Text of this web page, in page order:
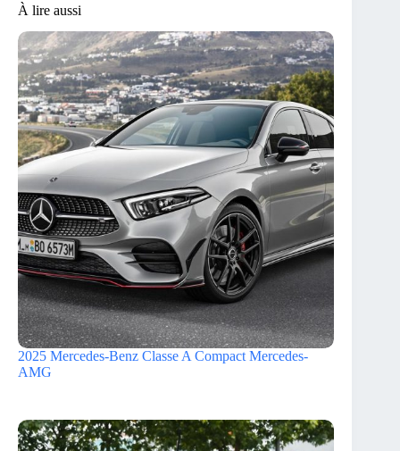
À lire aussi
2025 Mercedes-Benz Classe A Compact Mercedes-
AMG